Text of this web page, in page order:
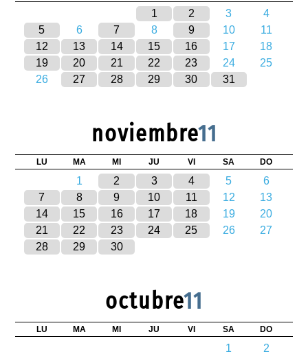
1 2 3
4
5
6 7 8 9 10
11
12
13 14 15 16 17
18
19
20 21 22 23 24
25
26
27 28 29 30 31
noviembre11
LU MA MI JU VI SA DO
1 2 3 4 5
6
7
8 9 10 11 12
13
14
15 16 17 18 19
20
21
22 23 24 25 26
27
28
29 30
octubre11
LU MA MI JU VI SA DO
1
2